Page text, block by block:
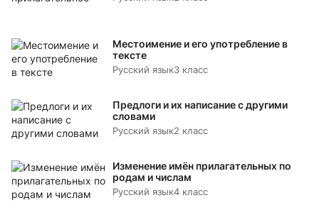
Местоимение и его употребление в
тексте
Русский язык3 класс
Предлоги и их написание с другими
словами
Русский язык2 класс
Изменение имён прилагательных по
родам и числам
Русский язык4 класс